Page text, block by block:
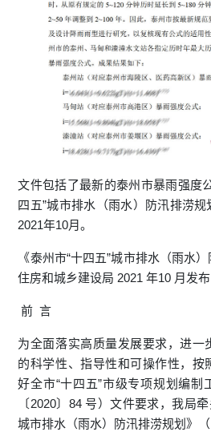
文件包括了最新的泰州市暴雨强度
四五”城市排水（雨水）防汛排涝
2021年10月。
《泰州市“十四五”城市排水（雨水
住房和城乡建设局 2021 年10 月发布
前 言
为全面落实高质量发展要求，进一
的科学性、指导性和可操作性，按
好全市“十四五”市级专项规划编制
〔2020〕84 号）文件要求，我局
城市排水（雨水）防汛排涝规划》